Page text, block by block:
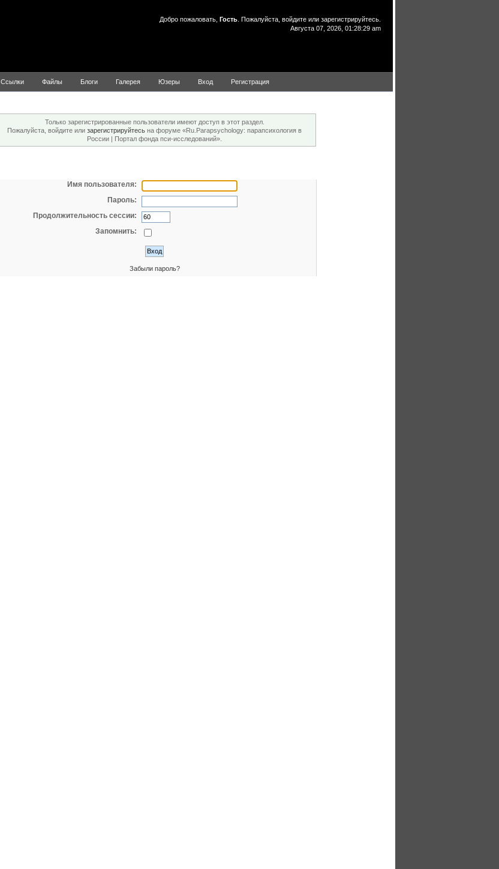
Добро пожаловать, Гость . Пожалуйста, войдите или зарегистрируйтесь
Августа 07, 2026, 01:28:29 am
Ссылки Файлы Блоги Галерея Юзеры Вход Регистрация
Только зарегистрированные пользователи имеют доступ в этот раздел.
Пожалуйста, войдите или зарегистрируйтесь на форуме «Ru.Parapsychology: парапсихология в
России | Портал фонда пси-исследований».
Имя пользователя:
Пароль:
Продолжительность сессии:
Запомнить:
Забыли пароль?